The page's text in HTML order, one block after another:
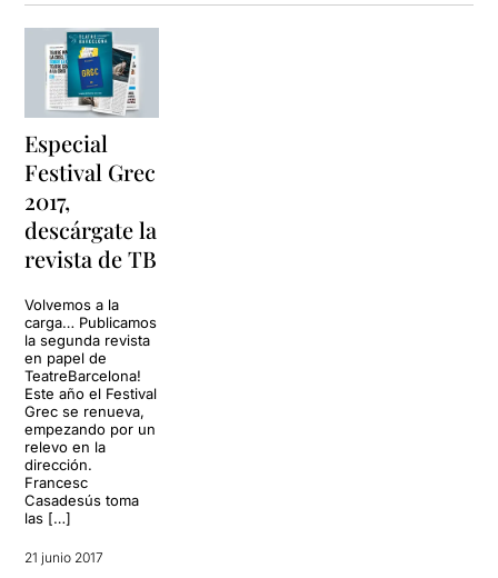
Especial
Festival Grec
2017,
descárgate la
revista de TB
Volvemos a la
carga… Publicamos
la segunda revista
en papel de
TeatreBarcelona!
Este año el Festival
Grec se renueva,
empezando por un
relevo en la
dirección.
Francesc
Casadesús toma
las […]
21 junio 2017